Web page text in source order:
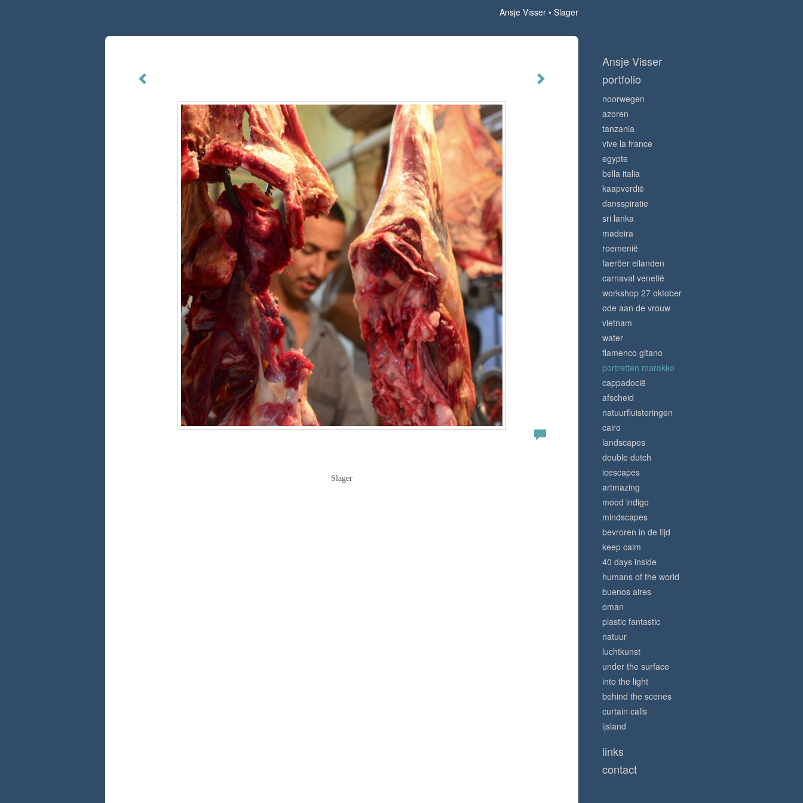
Ansje Visser Slager
Slager
Ansje Visser
portfolio
noorwegen
azoren
tanzania
vive la france
egypte
bella italia
kaapverdië
dansspiratie
sri lanka
madeira
roemenië
faeröer eilanden
carnaval venetië
workshop 27 oktober
ode aan de vrouw
vietnam
water
flamenco gitano
portretten marokko
cappadocië
afscheid
natuurfluisteringen
cairo
landscapes
double dutch
icescapes
artmazing
mood indigo
mindscapes
bevroren in de tijd
keep calm
40 days inside
humans of the world
buenos aires
oman
plastic fantastic
natuur
luchtkunst
under the surface
into the light
behind the scenes
curtain calls
ijsland
links
contact